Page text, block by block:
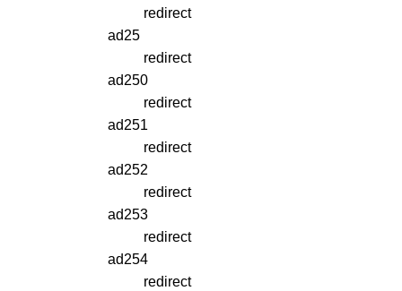
redirect
ad25
redirect
ad250
redirect
ad251
redirect
ad252
redirect
ad253
redirect
ad254
redirect